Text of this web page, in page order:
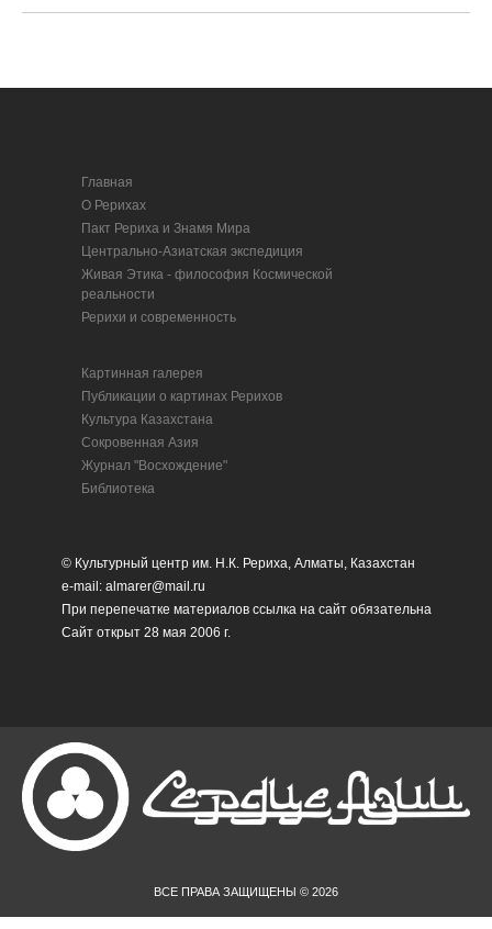
Главная
О Рерихах
Пакт Рериха и Знамя Мира
Центрально-Азиатская экспедиция
Живая Этика - философия Космической
реальности
Рерихи и современность
Картинная галерея
Публикации о картинах Рерихов
Культура Казахстана
Сокровенная Азия
Журнал "Восхождение"
Библиотека
© Культурный центр им. Н.К. Рериха, Алматы, Казахстан
e-mail: almarer@mail.ru
При перепечатке материалов ссылка на сайт обязательна
Сайт открыт 28 мая 2006 г.
ВСЕ ПРАВА ЗАЩИЩЕНЫ © 2026